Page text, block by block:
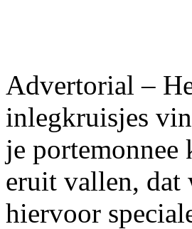
Advertorial –
inlegkruisjes
je portemonnee
eruit vallen,
hiervoor